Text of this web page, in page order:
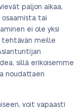
paljon aikaa,
tai
ei ole yksi
tehtävän meille
sillä erikoisemme
noudattaen
voit vapaasti